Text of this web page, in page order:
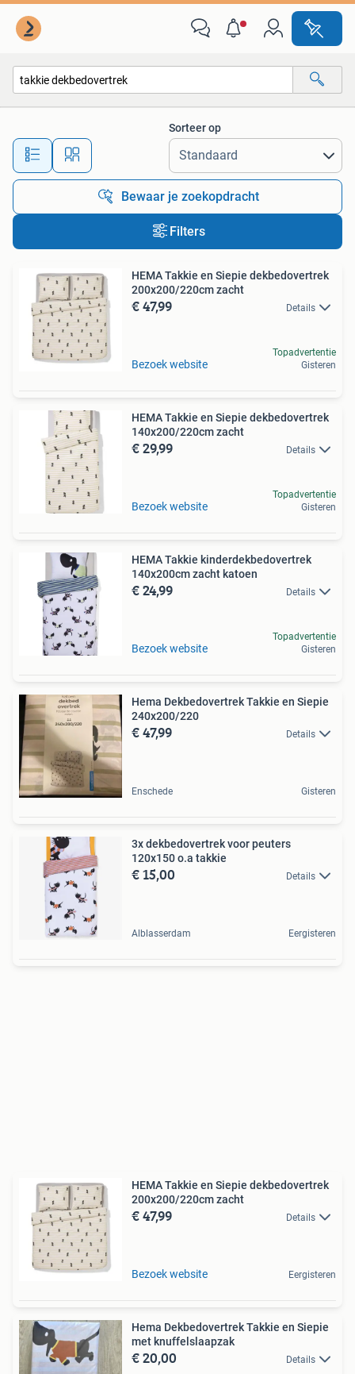
Alle afstanden…
Sorteer op
Bewaar je zoekopdracht
Filters
HEMA Takkie en Siepie dekbedovertrek
200x200/220cm zacht
€ 47,99 Details
Bezoek website
Topadvertentie
Gisteren
HEMA Takkie en Siepie dekbedovertrek
140x200/220cm zacht
€ 29,99 Details
Bezoek website
Topadvertentie
Gisteren
HEMA Takkie kinderdekbedovertrek
140x200cm zacht katoen
€ 24,99 Details
Bezoek website
Topadvertentie
Gisteren
Hema Dekbedovertrek Takkie en Siepie
240x200/220
€ 47,99 Details
Enschede Gisteren
3x dekbedovertrek voor peuters
120x150 o.a takkie
€ 15,00 Details
Alblasserdam Eergisteren
HEMA Takkie en Siepie dekbedovertrek
200x200/220cm zacht
€ 47,99 Details
Bezoek website Eergisteren
Hema Dekbedovertrek Takkie en Siepie
met knuffelslaapzak
€ 20,00 Details